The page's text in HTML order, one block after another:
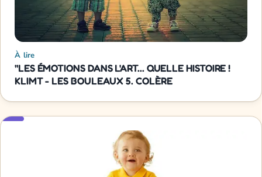
À lire
"LES ÉMOTIONS DANS L'ART... QUELLE HISTOIRE !
KLIMT - LES BOULEAUX 5. COLÈRE